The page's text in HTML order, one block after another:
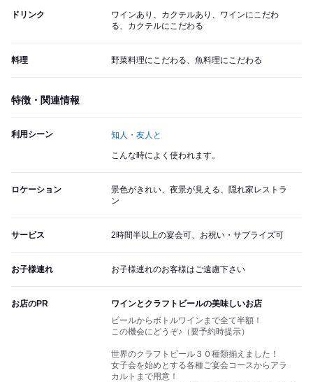
ドリンク
ワインあり、カクテルあり、ワインにこだわ
る、カクテルにこだわる
料理 野菜料理にこだわる、魚料理にこだわる
特徴・関連情報
利用シーン 知人・友人と
こんな時によく使われます。
ロケーション
景色がきれい、夜景が見える、隠れ家レストラ
ン
サービス 2時間半以上の宴会可、お祝い・サプライズ可
お子様連れ お子様連れのお客様はご遠慮下さい
お店のPR
ワインとクラフトビールの美味しいお店
ビールからボトルワインまで全て半額！
この機会にどうぞ♪（要予約時提示）
世界のクラフトビール３０種類揃えました！
女子会を始めとする各種ご宴会コースからアラ
カルトまで用意！